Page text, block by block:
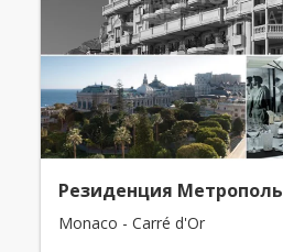
Резиденция Метрополь
Monaco - Carré d'Or